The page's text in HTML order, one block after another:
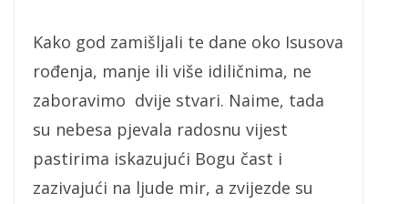
Kako god zamišljali te dane oko Isusova
rođenja, manje ili više idiličnima, ne
zaboravimo dvije stvari. Naime, tada
su nebesa pjevala radosnu vijest
pastirima iskazujući Bogu čast i
zazivajući na ljude mir, a zvijezde su